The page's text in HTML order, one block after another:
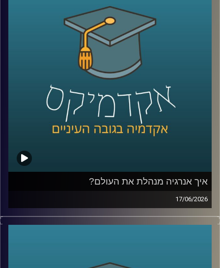
היום אנחנו יוצאים להכיר את סומלילנד, מדינה שרוב האנשים
מעולם לא שמעו עליה, אבל ייתכן שבעשור הקרוב היא תהפוך
לשחקנית משמעותית בזירה הגיאופוליטית.
כדי להבין איך נראים החיים במדינה שלא קיימת רשמית, למה
המעצמות הגדולות מתחילות להתעניין בה, והאם גם לישראל יש
אינטרס שם, הצטרף אליי היום השגריר ד״ר חיים קורן, בית ספר
לאודר לממשל, דיפלומטיה ואסטרטגיה, אוניברסיטת רייכמן.
שגריר ישראל הראשון לדרום סודן ושגריר מצרים
קרדיט תמונות:AudioVersity
איך אנרגיה מנהלת את העולם?
17/06/2026
בשנים האחרונות אנחנו שומעים בלי סוף על משברי אנרגיה,
מחירי נפט, גז טבעי, מצרי הורמוז ומאבקי כוח בין מדינות, אבל
ביטחון לאומי והשפעה עולמית.